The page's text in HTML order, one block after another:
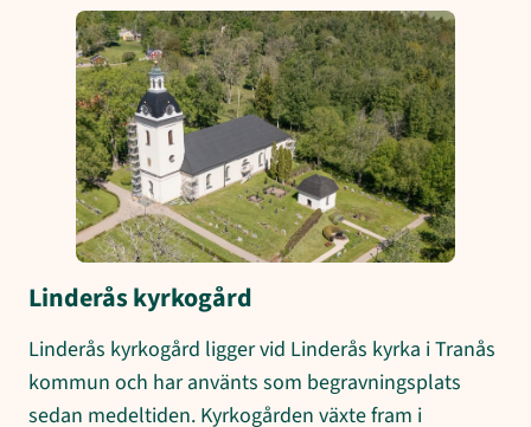
Linderås kyrkogård
Linderås kyrkogård ligger vid Linderås kyrka i Tranås
kommun och har använts som begravningsplats
sedan medeltiden. Kyrkogården växte fram i